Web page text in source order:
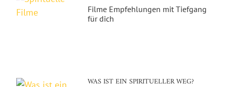
Filme Empfehlungen mit Tiefgang
für dich
WAS IST EIN SPIRITUELLER WEG?